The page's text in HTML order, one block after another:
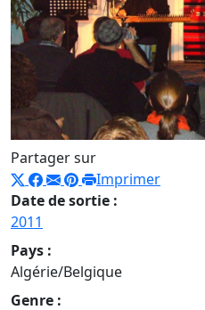
Partager sur
Imprimer
Date de sortie :
2011
Pays :
Algérie/Belgique
Genre :